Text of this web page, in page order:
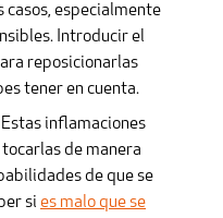
casos, especialmente
Introducir el
reposicionarlas
tener en cuenta.
Estas inflamaciones
de manera
de que se
si es malo que se